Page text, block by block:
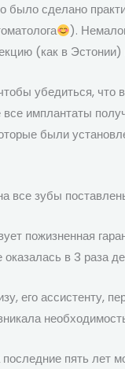
сделано
).
(как в
убедиться, что
имплантаты
были
все зубы
пожизненная
в 3 раза
его ассистенту,
пять лет